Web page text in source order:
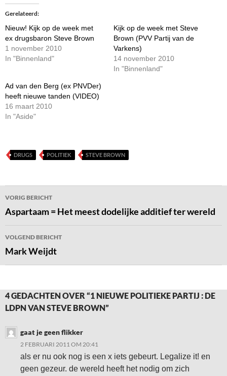
Gerelateerd
Nieuw! Kijk op de week met
ex drugsbaron Steve Brown
1 november 2010
In "Binnenland"
Kijk op de week met Steve
Brown (PVV Partij van de
Varkens)
14 november 2010
In "Binnenland"
Ad van den Berg (ex PNVDer)
heeft nieuwe tanden (VIDEO)
16 maart 2010
In "Aside"
DRUGS POLITIEK STEVE BROWN
Bericht
navigatie
VORIG BERICHT
Aspartaam = Het meest dodelijke additief ter wereld
VOLGEND BERICHT
Mark Weijdt
4 GEDACHTEN OVER “1 NIEUWE POLITIEKE PARTIJ : DE
LDPN VAN STEVE BROWN”
gaat je geen flikker
2 FEBRUARI 2011 OM 20:41
als er nu ook nog is een x iets gebeurt. Legalize it! en
geen gezeur. de wereld heeft het nodig om zich